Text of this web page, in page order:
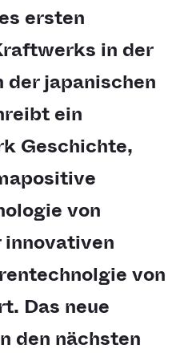
ersten
in der
der japanischen
ein
Geschichte,
von
von
Das neue
den nächsten